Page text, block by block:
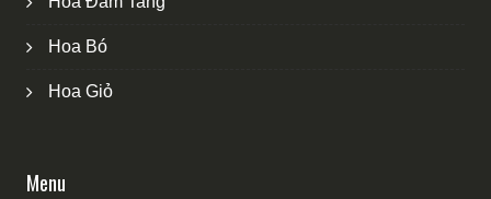
Hoa Bó
Hoa Giỏ
Menu